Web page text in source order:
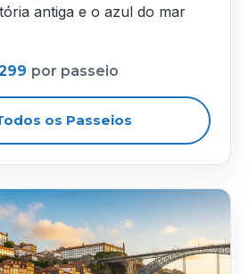
antiga e o azul do mar
por passeio
os Passeios